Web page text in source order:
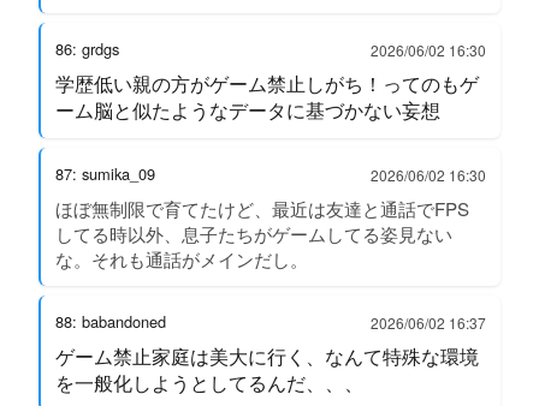
86: grdgs 2026/06/02 16:30
学歴低い親の方がゲーム禁止しがち！ってのもゲ
ーム脳と似たようなデータに基づかない妄想
87: sumika_09 2026/06/02 16:30
ほぼ無制限で育てたけど、最近は友達と通話でFPS
してる時以外、息子たちがゲームしてる姿見ない
な。それも通話がメインだし。
88: babandoned 2026/06/02 16:37
ゲーム禁止家庭は美大に行く、なんて特殊な環境
を一般化しようとしてるんだ、、、